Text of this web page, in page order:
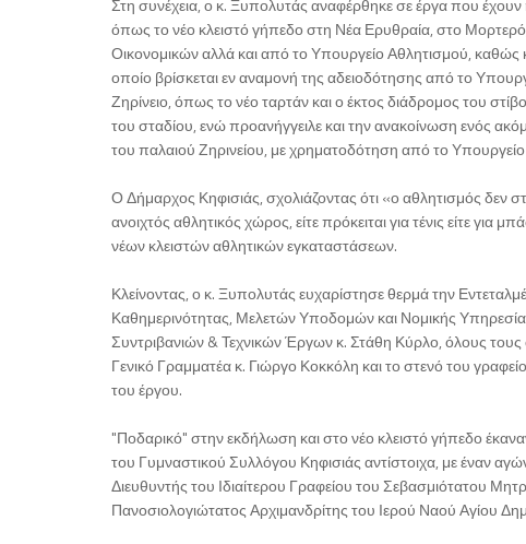
όπως το νέο κλειστό γήπεδο στη Νέα Ερυθραία, στο
Οικονομικών αλλά και από το Υπουργείο Αθλητισμού,
οποίο βρίσκεται εν αναμονή της αδειοδότησης από το
Ζηρίνειο, όπως το νέο ταρτάν και ο έκτος διάδρομος του
του σταδίου, ενώ προανήγγειλε και την ανακοίνωση ενός
του παλαιού Ζηρινείου, με χρηματοδότηση από το
Ο Δήμαρχος Κηφισιάς, σχολιάζοντας ότι «ο αθλητισμός δεν
ανοιχτός αθλητικός χώρος, είτε πρόκειται για τένις είτε για
νέων κλειστών αθλητικών εγκαταστάσεων.
Κλείνοντας, ο κ. Ξυπολυτάς ευχαρίστησε θερμά την
Καθημερινότητας, Μελετών Υποδομών και Νομικής
Συντριβανιών & Τεχνικών Έργων κ. Στάθη Κύρλο, όλους
Γενικό Γραμματέα κ. Γιώργο Κοκκόλη και το στενό του
του έργου.
"Ποδαρικό" στην εκδήλωση και στο νέο κλειστό γήπεδο
του Γυμναστικού Συλλόγου Κηφισιάς αντίστοιχα, με έναν
Διευθυντής του Ιδιαίτερου Γραφείου του Σεβασμιότατου
Πανοσιολογιώτατος Αρχιμανδρίτης του Ιερού Ναού Αγίου